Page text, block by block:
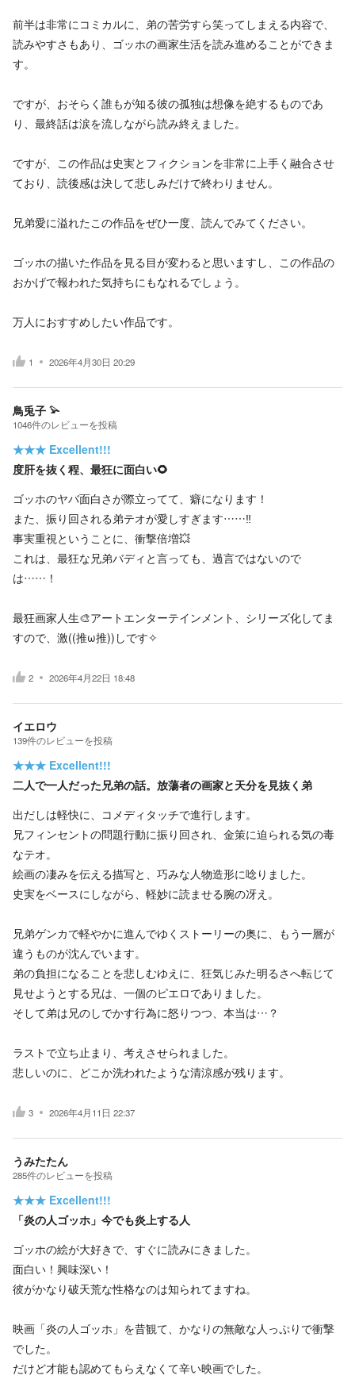
前半は非常にコミカルに、弟の苦労すら笑ってしまえる内容で、
読みやすさもあり、ゴッホの画家生活を読み進めることができま
す。
ですが、おそらく誰もが知る彼の孤独は想像を絶するものであ
り、最終話は涙を流しながら読み終えました。
ですが、この作品は史実とフィクションを非常に上手く融合させ
ており、読後感は決して悲しみだけで終わりません。
兄弟愛に溢れたこの作品をぜひ一度、読んでみてください。
ゴッホの描いた作品を見る目が変わると思いますし、この作品の
おかげで報われた気持ちにもなれるでしょう。
万人におすすめしたい作品です。
1 2026年4月30日 20:29
鳥兎子 𓅫
1046件のレビューを投稿
★★★ Excellent!!!
度肝を抜く程、最狂に面白い🌻
ゴッホのヤバ面白さが際立ってて、癖になります！
また、振り回される弟テオが愛しすぎます……‼️
事実重視ということに、衝撃倍増💥
これは、最狂な兄弟バディと言っても、過言ではないので
は……！
最狂画家人生🎨アートエンターテインメント、シリーズ化してま
すので、激((推ω推))しです✧︎
2 2026年4月22日 18:48
イエロウ
139件のレビューを投稿
★★★ Excellent!!!
二人で一人だった兄弟の話。放蕩者の画家と天分を見抜く弟
出だしは軽快に、コメディタッチで進行します。
兄フィンセントの問題行動に振り回され、金策に迫られる気の毒
なテオ。
絵画の凄みを伝える描写と、巧みな人物造形に唸りました。
史実をベースにしながら、軽妙に読ませる腕の冴え。
兄弟ゲンカで軽やかに進んでゆくストーリーの奥に、もう一層が
違うものが沈んでいます。
弟の負担になることを悲しむゆえに、狂気じみた明るさへ転じて
見せようとする兄は、一個のピエロでありました。
そして弟は兄のしでかす行為に怒りつつ、本当は…？
ラストで立ち止まり、考えさせられました。
悲しいのに、どこか洗われたような清涼感が残ります。
3 2026年4月11日 22:37
うみたたん
285件のレビューを投稿
★★★ Excellent!!!
「炎の人ゴッホ」今でも炎上する人
ゴッホの絵が大好きで、すぐに読みにきました。
面白い！興味深い！
彼がかなり破天荒な性格なのは知られてますね。
映画「炎の人ゴッホ」を昔観て、かなりの無敵な人っぷりで衝撃
でした。
だけど才能も認めてもらえなくて辛い映画でした。